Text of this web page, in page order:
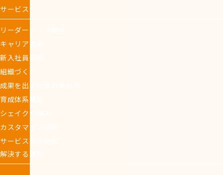
サービス
リーダーシップ開発
キャリア開発
新入社員研修
組織づくり
成果を出す仕事の進め方
育成体系構築
シェイクの強み
カスタマイズ研修
サービス紹介動画
解決する課題